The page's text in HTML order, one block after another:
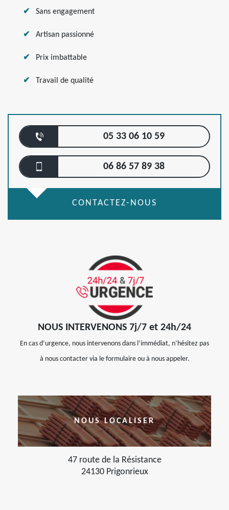
Sans engagement
Artisan passionné
Prix imbattable
Travail de qualité
05 33 06 10 59
06 86 57 89 38
CONTACTEZ-NOUS
NOUS INTERVENONS 7j/7 et 24h/24
En cas d’urgence, nous intervenons dans l’immédiat, n’hésitez pas
à nous contacter via le formulaire ou à nous appeler.
NOUS LOCALISER
47 route de la Résistance
24130 Prigonrieux